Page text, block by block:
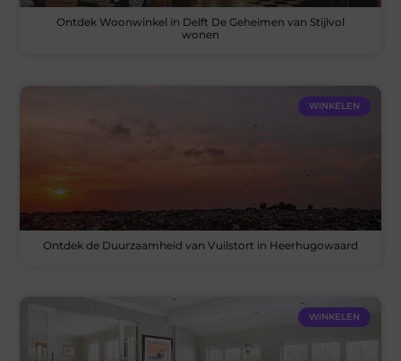
Ontdek Woonwinkel in Delft De Geheimen van Stijlvol
wonen
WINKELEN
Ontdek de Duurzaamheid van Vuilstort in Heerhugowaard
WINKELEN